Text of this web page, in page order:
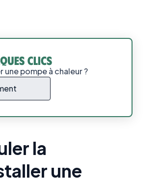
pompe à chaleur ?
la
une